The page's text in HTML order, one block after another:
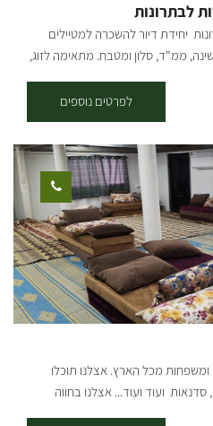
לבתרונות
יחידת דיור להשכרה למטיילים
ממ"ד, סלון ומטבח. מתאימה לזוג,
הבשור. הנוף הירוק המנוקד בשלל
אדום ובכל ימות השנה. האזור מזמין
וסיורים הסטורים המספרים את
מכאן ניתן לצאת לטיולי כוכב
טיול מודרכים, מפות מסומנות
ברכב או ברגל. מפלסים נמצאת
במרחק 15 דקות נסיעה לחוף זיקים, 20 דקות נסיעה לאשקלון וכ- 35 דקות
בכיר (בתיאום מראש) באתרי
הבטחון" של קיבוץ סעד וסיור
כמו כן האזור משופע באומנים
קולינריים בשדרות והסביבה. ימים
לפרטים נוספים
ומשפחות מכל הארץ. אצלנו תוכלו
סדנאות ועוד ועוד... אצלנו בחווה